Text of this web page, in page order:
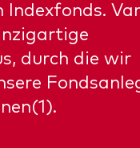
durch die wir